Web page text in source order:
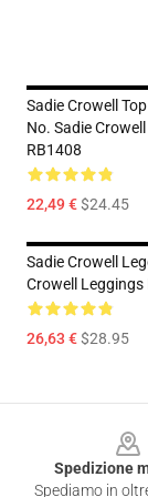
Sadie Crowell
No. Sadie Crowell
RB1408
22,49 €$24.45
Sadie Crowell
Crowell Leggings
26,63 €$28.95
Spedizione
Spediamo in